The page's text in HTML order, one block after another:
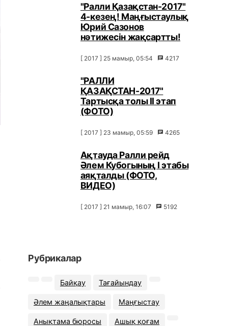
"Ралли Қазақстан-2017"
4-кезең! Маңғыстаулық
Юрий Сазонов
нәтижесін жақсартты!
[ 2017 ] 25 мамыр, 05:54 4217
"РАЛЛИ
ҚАЗАҚСТАН-2017"
Тартысқа толы ІІ этап
(ФОТО)
[ 2017 ] 23 мамыр, 05:59 4265
Ақтауда Ралли рейд
Әлем Кубогының I этабы
аяқталды (ФОТО,
ВИДЕО)
[ 2017 ] 21 мамыр, 16:07 5192
Рубрикалар
Байқау Тағайындау
Әлем жаңалықтары Маңғыстау
Анықтама бюросы Ашық қоғам